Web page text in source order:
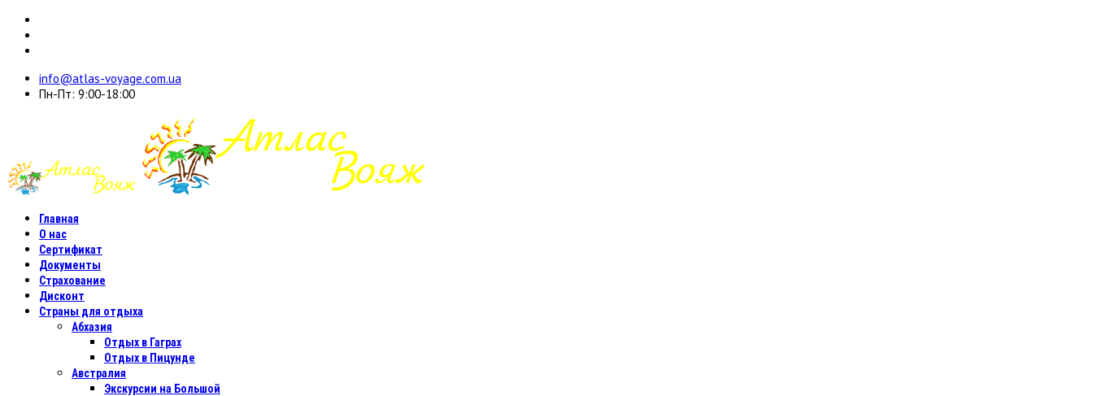
info@atlas-voyage.com.ua
Пн-Пт: 9:00-18:00
Главная
О нас
Сертификат
Документы
Страхование
Дисконт
Страны для отдыха
Абхазия
Отдых в Гаграх
Отдых в Пицунде
Австралия
Экскурсии на Большой